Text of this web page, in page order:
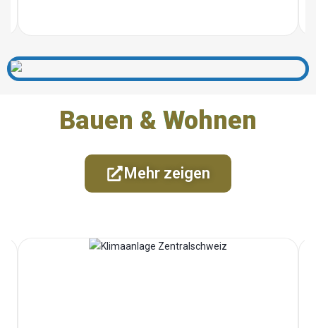
Bauen & Wohnen
Mehr zeigen